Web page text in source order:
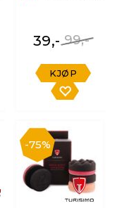
99,-
39,-
KJØP
75%